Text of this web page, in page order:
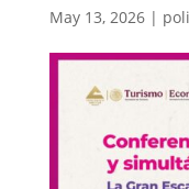
May 13, 2026|